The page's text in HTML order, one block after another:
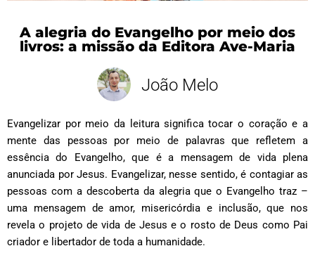
A alegria do Evangelho por meio dos
livros: a missão da Editora Ave-Maria
João Melo
Evangelizar por meio da leitura significa tocar o coração e a
mente das pessoas por meio de palavras que refletem a
essência do Evangelho, que é a mensagem de vida plena
anunciada por Jesus. Evangelizar, nesse sentido, é contagiar as
pessoas com a descoberta da alegria que o Evangelho traz –
uma mensagem de amor, misericórdia e inclusão, que nos
revela o projeto de vida de Jesus e o rosto de Deus como Pai
criador e libertador de toda a humanidade.